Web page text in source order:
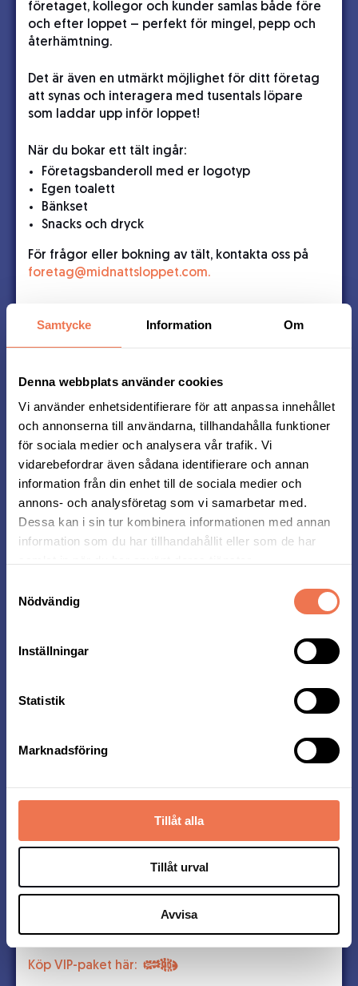
Samtycke Information Om
Denna webbplats använder cookies
Vi använder enhetsidentifierare för att anpassa innehållet
och annonserna till användarna, tillhandahålla funktioner
för sociala medier och analysera vår trafik. Vi
vidarebefordrar även sådana identifierare och annan
information från din enhet till de sociala medier och
annons- och analysföretag som vi samarbetar med.
Dessa kan i sin tur kombinera informationen med annan
information som du har tillhandahållit eller som de har
Nödvändig
Inställningar
Statistik
Marknadsföring
Tillåt alla
Tillåt urval
Avvisa
företaget, kollegor och kunder samlas både före
och efter loppet – perfekt för mingel, pepp och
återhämtning.
Det är även en utmärkt möjlighet för ditt företag
att synas och interagera med tusentals löpare
som laddar upp inför loppet!
När du bokar ett tält ingår:
Företagsbanderoll med er logotyp
Egen toalett
Bänkset
Snacks och dryck
För frågor eller bokning av tält, kontakta oss på
foretag@midnattsloppet.com.
Köp företagstält här:
VIP-paket – Slutsålt 2026
Vill du få det bästa av Midnattsloppet, men fyller
inte upp platserna i ett företagstält? Då är vårt
du en extra bekväm och festlig upplevelse!
Entré till vårt exklusiva VIP-tält med tillgång till:
Toalett
Dryck och lättare förtäring
Startplats i valfri grupp*
* Välj mellan 10 km, 5 km eller 21 km i valfri
startgrupp (förutom startgrupp 1 och 2, där
seeding krävs, samt för 21 km där du måste klara
Köp VIP-paket här: